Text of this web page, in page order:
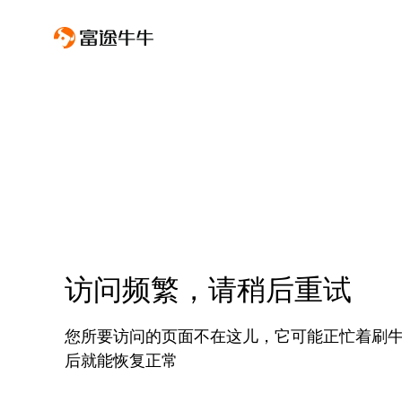
访问频繁，请稍后重试
您所要访问的页面不在这儿，它可能正忙着刷
后就能恢复正常